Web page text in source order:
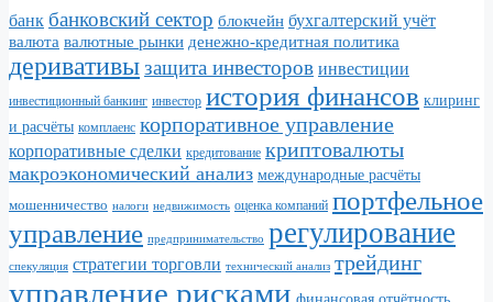
банк банковский сектор блокчейн бухгалтерский учёт
валюта валютные рынки денежно-кредитная политика
деривативызащита инвесторов инвестиции
инвестиционный банкинг инвестор история финансов клиринг
и расчёты комплаенс корпоративное управление
корпоративные сделки кредитование криптовалюты
макроэкономический анализ международные расчёты
мошенничество налоги недвижимость оценка компаний портфельное
управление предпринимательство регулирование
спекуляция стратегии торговли технический анализ трейдинг
управление рисками